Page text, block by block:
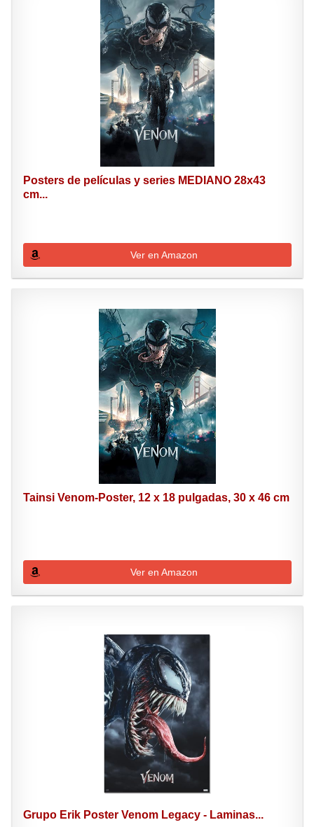
Posters de películas y series MEDIANO 28x43
cm...
Ver en Amazon
Tainsi Venom-Poster, 12 x 18 pulgadas, 30 x 46 cm
Ver en Amazon
Grupo Erik Poster Venom Legacy - Laminas...